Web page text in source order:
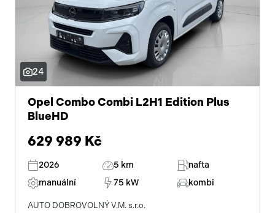
24
Opel Combo Combi L2H1 Edition Plus
BlueHD
629 989 Kč
2026 5 km
nafta
manuální
75 kW kombi
AUTO DOBROVOLNÝ V.M. s.r.o.